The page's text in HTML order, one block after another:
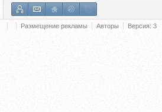
Размещение рекламы Авторы Версия: 3